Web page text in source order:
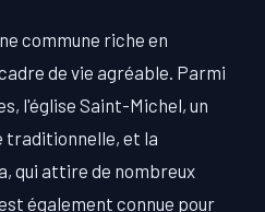
commune riche en
de vie agréable. Parmi
l'église Saint-Michel, un
et la
qui attire de nombreux
également connue pour